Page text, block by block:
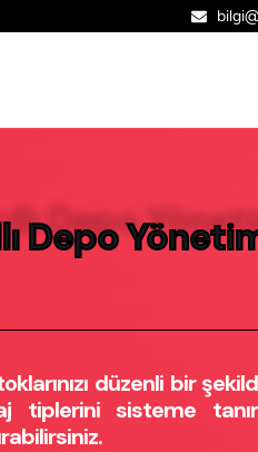
Depo
düzenli bir
tiplerini sisteme